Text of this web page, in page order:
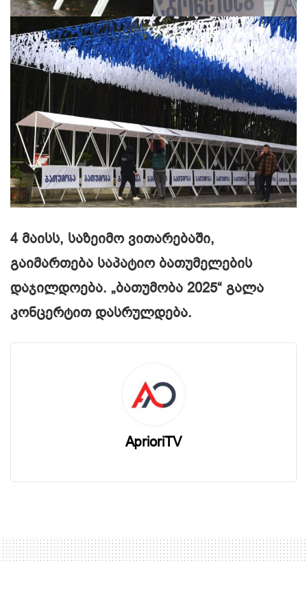
4 მაისს, საზეიმო ვითარებაში,
გაიმართება საპატიო ბათუმელების
დაჯილდოება. „ბათუმობა 2025“ გალა
კონცერტით დასრულდება.
AprioriTV